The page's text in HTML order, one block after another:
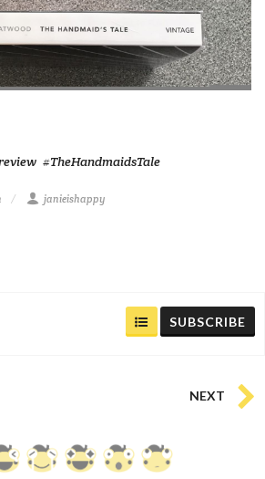
#TheHandmaidsTale
janieishappy
SUBSCRIBE
NEXT